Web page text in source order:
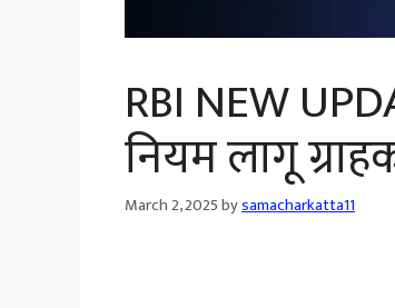
RBI NEW
नियम लागू
March 2, 2025bysamacharkatta11